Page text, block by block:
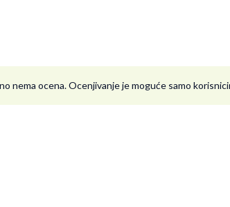
nema ocena. Ocenjivanje je moguće samo